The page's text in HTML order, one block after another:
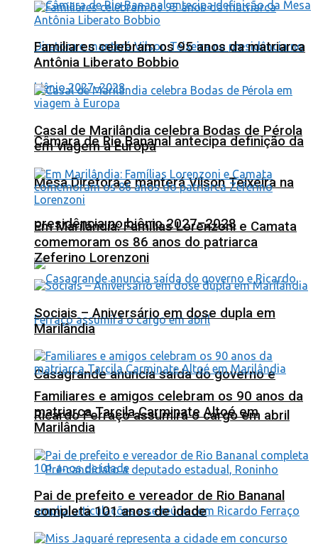
Câmara de Rio Bananal antecipa definição da
Mesa Diretora e manterá Vilson Teixeira na
presidência no biênio 2027–2028
Casagrande anuncia saída do governo e
Ricardo Ferraço assumirá o cargo em abril
Familiares celebram os 95 anos da matriarca
Antônia Liberato Bobbio
Casal de Marilândia celebra Bodas de Pérola
em viagem à Europa
Em Marilândia: Famílias Lorenzoni e Camata
comemoram os 86 anos do patriarca
Zeferino Lorenzoni
Sociais – Aniversário em dose dupla em
Marilândia
Familiares e amigos celebram os 90 anos da
matriarca Tarcila Carminate Altoé em
Marilândia
Pai de prefeito e vereador de Rio Bananal
completa 101 anos de idade